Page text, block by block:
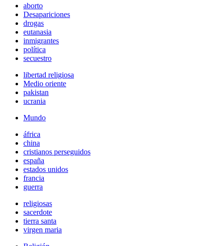
aborto
Desapariciones
drogas
eutanasia
inmigrantes
política
secuestro
libertad religiosa
Medio oriente
pakistan
ucrania
Mundo
áfrica
china
cristianos perseguidos
españa
estados unidos
francia
guerra
religiosas
sacerdote
tierra santa
virgen maria